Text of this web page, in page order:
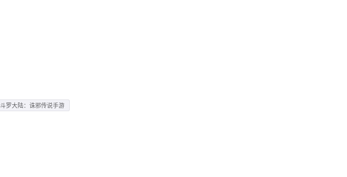
斗罗大陆：诛邪传说手游